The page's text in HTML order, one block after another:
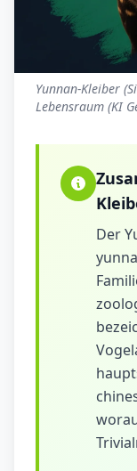
Yunnan-Kleiber
Lebensraum (KI
Der